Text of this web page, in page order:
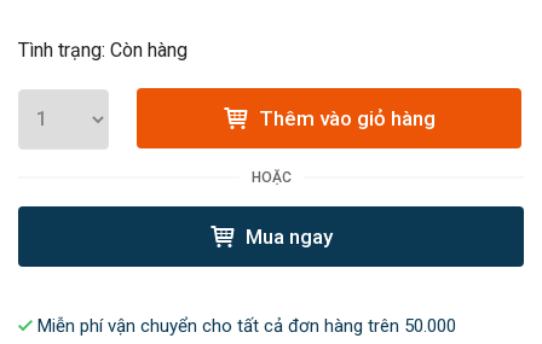
Tình trạng: Còn hàng
Thêm vào giỏ hàng
HOẶC
Mua ngay
Miễn phí vận chuyển cho tất cả đơn hàng trên 50.000